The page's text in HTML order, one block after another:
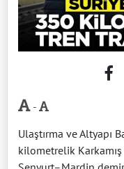
-
Ulaştırma ve Altyapı
kilometrelik